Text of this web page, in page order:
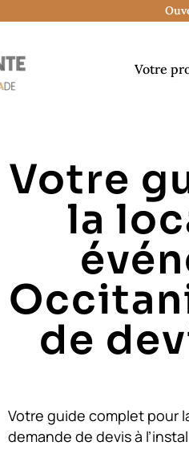
Votre
Votre
la
de
Votre guide complet pour
demande de devis à